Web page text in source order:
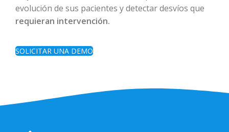
evolución de sus pacientes y detectar desvíos que
requieran intervención.
SOLICITAR UNA DEMO